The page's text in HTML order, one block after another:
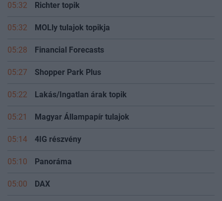
05:32 Richter topik
05:32 MOLly tulajok topikja
05:28 Financial Forecasts
05:27 Shopper Park Plus
05:22 Lakás/Ingatlan árak topik
05:21 Magyar Állampapír tulajok
05:14 4IG részvény
05:10 Panoráma
05:00 DAX